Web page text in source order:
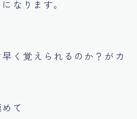
なります。
く覚えられるのか？ がカ
て